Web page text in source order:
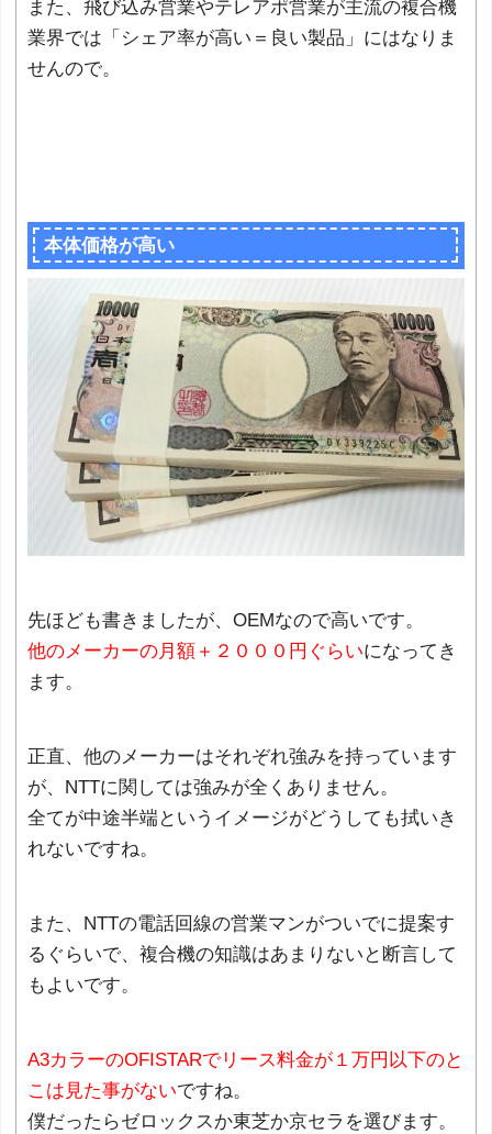
また、飛び込み営業やテレアポ営業が主流の複合機
業界では「シェア率が高い＝良い製品」にはなりま
せんので。
本体価格が高い
先ほども書きましたが、OEMなので高いです。
他のメーカーの月額＋２０００円ぐらいになってき
ます。
正直、他のメーカーはそれぞれ強みを持っています
が、NTTに関しては強みが全くありません。
全てが中途半端というイメージがどうしても拭いき
れないですね。
また、NTTの電話回線の営業マンがついでに提案す
るぐらいで、複合機の知識はあまりないと断言して
もよいです。
A3カラーのOFISTARでリース料金が１万円以下のと
こは見た事がないですね。
僕だったらゼロックスか東芝か京セラを選びます。